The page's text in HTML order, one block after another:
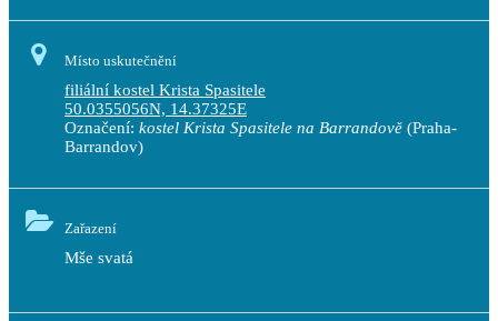
Místo uskutečnění
filiální kostel Krista Spasitele
50.0355056N, 14.37325E
Označení: kostel Krista Spasitele na Barrandově (Praha-
Barrandov)
Zařazení
Mše svatá